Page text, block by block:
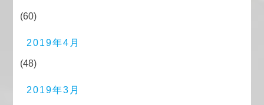
(60)
2019年4月
(48)
2019年3月